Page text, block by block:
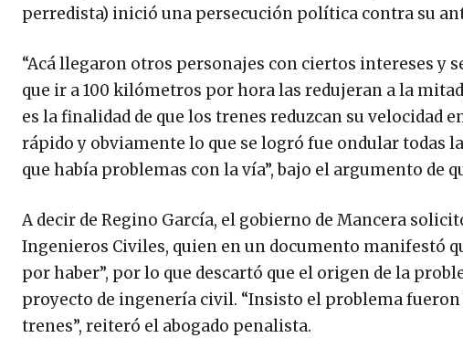
perredista) inició una persecución política contra su
“Acá llegaron otros personajes con ciertos intereses y
que ir a 100 kilómetros por hora las redujeran a la
es la finalidad de que los trenes reduzcan su velocidad
rápido y obviamente lo que se logró fue ondular todas
que había problemas con la vía”, bajo el argumento de
A decir de Regino García, el gobierno de Mancera
Ingenieros Civiles, quien en un documento manifestó
por haber”, por lo que descartó que el origen de la
proyecto de ingenería civil. “Insisto el problema
trenes”, reiteró el abogado penalista.